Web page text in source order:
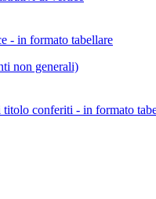
- in formato tabellare
non generali)
conferiti - in formato